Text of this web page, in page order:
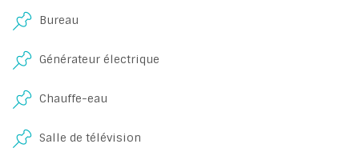
Bureau
Générateur électrique
Chauffe-eau
Salle de télévision